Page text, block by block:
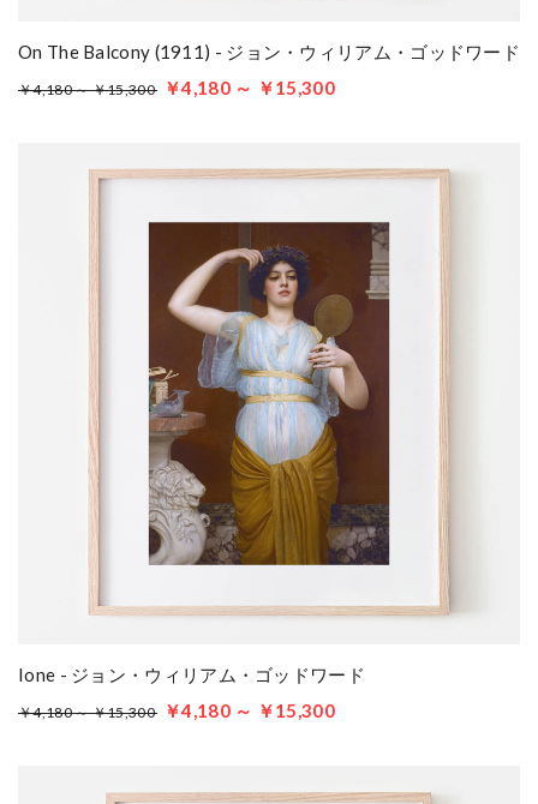
On The Balcony (1911) - ジョン・ウィリアム・ゴッドワード
￥4,180 ～ ￥15,300 ￥4,180 ～ ￥15,300
Ione - ジョン・ウィリアム・ゴッドワード
￥4,180 ～ ￥15,300 ￥4,180 ～ ￥15,300